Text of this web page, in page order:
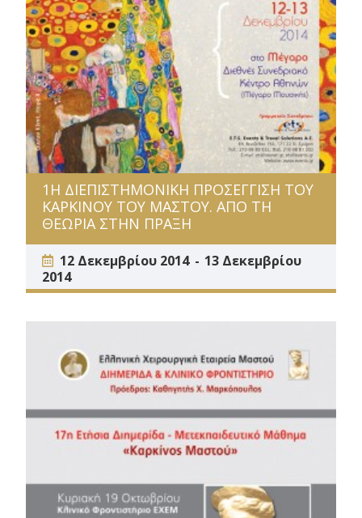
1Η ΔΙΕΠΙΣΤΗΜΟΝΙΚΗ ΠΡΟΣΕΓΓΙΣΗ ΤΟΥ
ΚΑΡΚΙΝΟΥ ΤΟΥ ΜΑΣΤΟΥ. ΑΠΟ ΤΗ
ΘΕΩΡΙΑ ΣΤΗΝ ΠΡΑΞΗ
12 Δεκεμβρίου 2014
13 Δεκεμβρίου
2014